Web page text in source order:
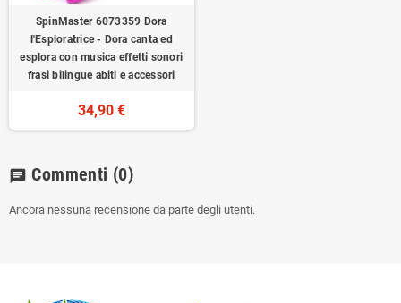
SpinMaster 6073359 Dora
l'Esploratrice - Dora canta ed
esplora con musica effetti sonori
frasi bilingue abiti e accessori
34,90 €
chat Commenti (0)
Ancora nessuna recensione da parte degli utenti.